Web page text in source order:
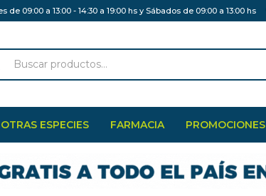
OTRAS ESPECIES FARMACIA PROMOCIONES
de 09:00 a 13:00 - 14:30 a 19:00 hs y Sábados de 09:00 a 13:00 hs